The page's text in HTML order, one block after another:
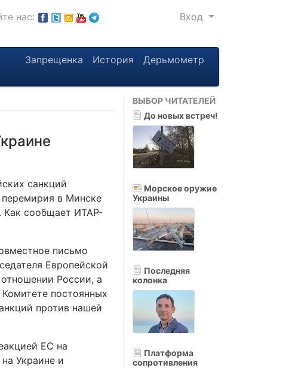
нас: Вход
Запрещенка История Дерьмометр
санкций
перемирия в Минске
Как сообщает ИТАР-
письмо
Европейской
России, а
постоянных
против нашей
ЕС на
Украине и
ВЫБОР ЧИТАТЕЛЕЙ
До новых встреч!
Морское оружие
Украины
Последняя
колонка
Платформа
сопротивления